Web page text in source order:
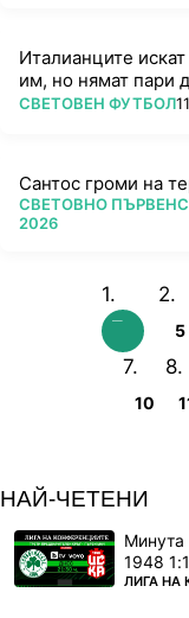
Италианците
им, но нямат пари
ПОВЕЧЕ ОТ
СВЕТОВЕН ФУТБОЛ
Сантос громи на
ПОВЕЧЕ ОТ
СВЕТОВНО
2026
5
10
НАЙ-ЧЕТЕНИ
Минута
1948 1:1
ПОВЕЧЕ
ЛИГА НА